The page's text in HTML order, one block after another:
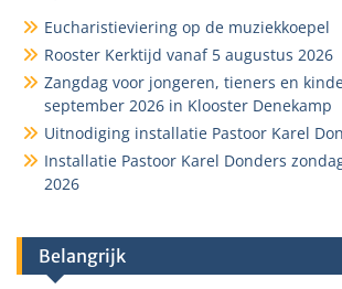
Eucharistieviering op de muziekkoepel
Rooster Kerktijd vanaf 5 augustus 2026
Zangdag voor jongeren, tieners en
september 2026 in Klooster Denekamp
Uitnodiging installatie Pastoor Karel
Installatie Pastoor Karel Donders
2026
Belangrijk